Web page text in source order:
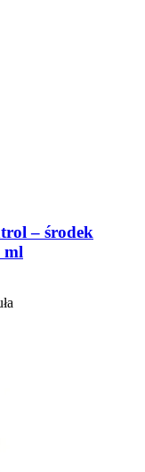
– środek
ml